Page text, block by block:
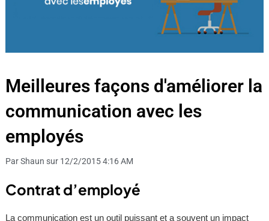
Meilleures façons d'améliorer la
communication avec les
employés
Par Shaun sur 12/2/2015 4:16 AM
Contrat d’employé
La communication est un outil puissant et a souvent un impact